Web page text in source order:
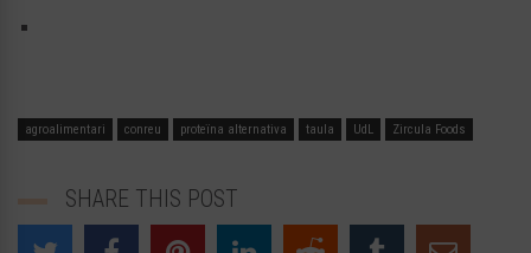
agroalimentari conreu proteïna alternativa taula UdL Zircula Foods
SHARE THIS POST